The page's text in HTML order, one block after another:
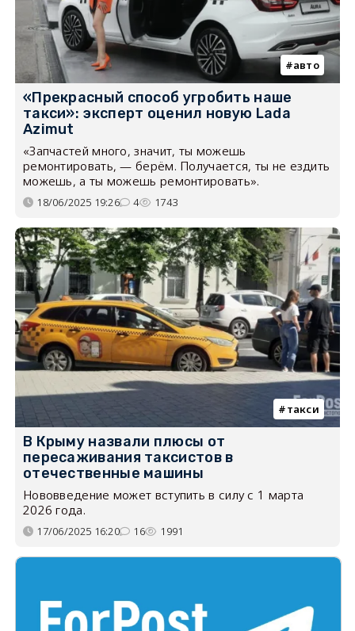
авто
«Прекрасный способ угробить наше
такси»: эксперт оценил новую Lada
Azimut
«Запчастей много, значит, ты можешь
ремонтировать, — берём. Получается, ты не ездить
можешь, а ты можешь ремонтировать».
18/06/2025 19:26 4 1743
такси
В Крыму назвали плюсы от
пересаживания таксистов в
отечественные машины
Нововведение может вступить в силу с 1 марта
2026 года.
17/06/2025 16:20 16 1991